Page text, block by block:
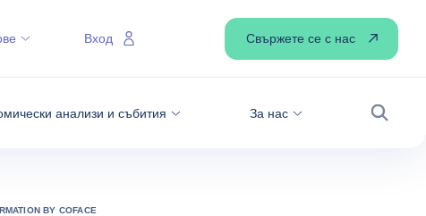
анализи и събития За нас
Вход Свържете се с нас
BY COFACE